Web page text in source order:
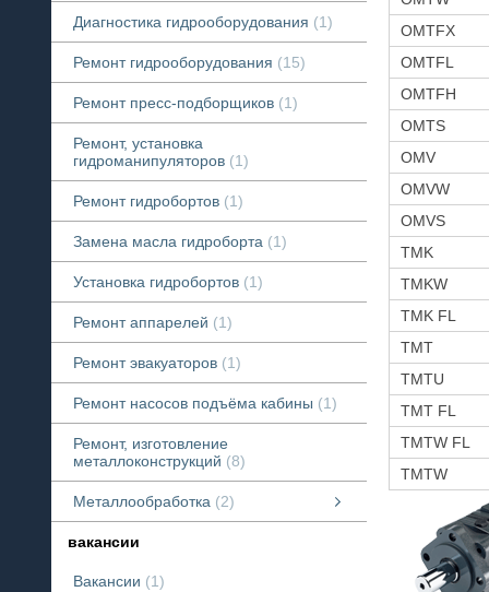
Диагностика гидрооборудования 1
Ремонт гидрооборудования 15
Ремонт пресс-подборщиков 1
Ремонт, установка
гидроманипуляторов
1
Ремонт гидробортов 1
Замена масла гидроборта 1
Установка гидробортов 1
Ремонт аппарелей 1
Ремонт эвакуаторов 1
Ремонт насосов подъёма кабины 1
Ремонт, изготовление
металлоконструкций
8
Металлообработка 2
вакансии
Вакансии 1
OMTFX
OMTFL
OMTFH
OMTS
OMV
OMVW
OMVS
TMK
TMKW
TMK FL
TMT
TMTU
TMT FL
TMTW FL
TMTW